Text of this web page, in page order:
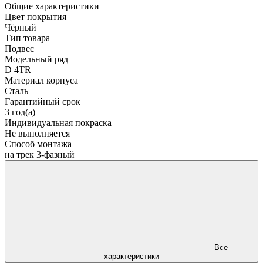
Общие характеристики
Цвет покрытия
Чёрный
Тип товара
Подвес
Модельный ряд
D 4TR
Материал корпуса
Сталь
Гарантийный срок
3 год(а)
Индивидуальная покраска
Не выполняется
Способ монтажа
на трек 3-фазный
характеристики